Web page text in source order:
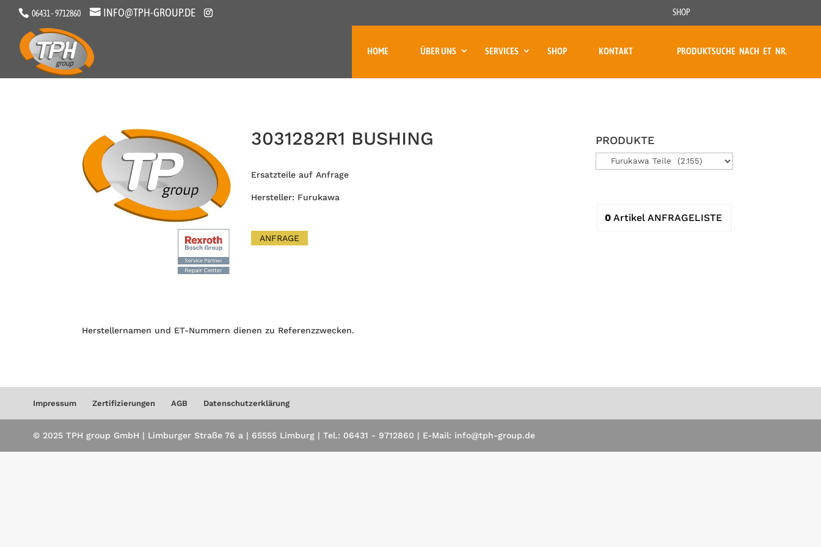
06431 - 9712860 INFO@TPH-GROUP.DE SHOP
HOME ÜBER UNS SERVICES SHOP KONTAKT PRODUKTSUCHE NACH ET NR.
3031282R1 BUSHING
Ersatzteile auf Anfrage
Hersteller: Furukawa
ANFRAGE
PRODUKTE
0Artikel ANFRAGELISTE
Herstellernamen und ET-Nummern dienen zu Referenzzwecken.
Impressum Zertifizierungen AGB Datenschutzerklärung
© 2025 TPH group GmbH | Limburger Straße 76 a | 65555 Limburg | Tel.: 06431 - 9712860 | E-Mail: info@tph-group.de